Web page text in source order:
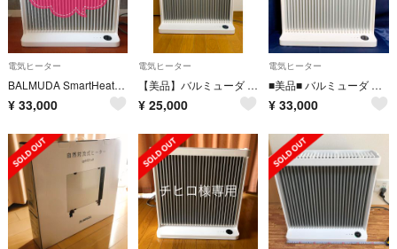
電気ヒーター
BALMUDA SmartHeater2 【バルミューダ スマートヒーター】
¥ 33,000
電気ヒーター
【美品】バルミューダ スマートヒーター BALMUDA SmartHeater
¥ 25,000
電気ヒーター
■美品■ バルミューダ スマートヒーター2 ESH-1100SD-GW
¥ 33,000